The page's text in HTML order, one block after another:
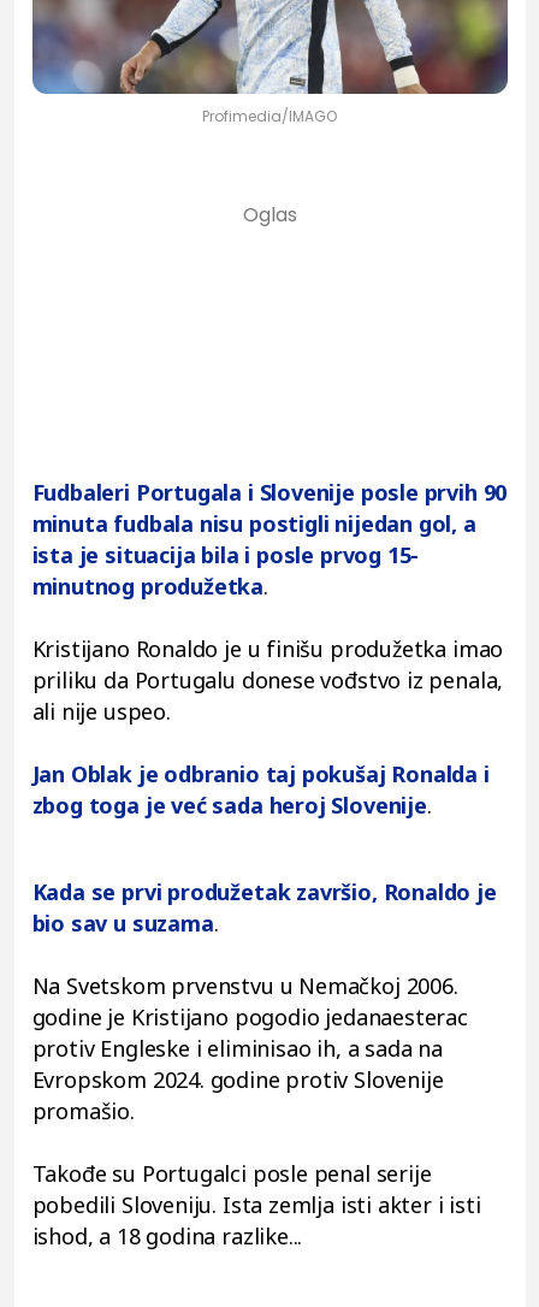
Profimedia/IMAGO
Fudbaleri Portugala i Slovenije posle prvih 90
minuta fudbala nisu postigli nijedan gol, a
ista je situacija bila i posle prvog 15-
minutnog produžetka.
Kristijano Ronaldo je u finišu produžetka imao
priliku da Portugalu donese vođstvo iz penala,
ali nije uspeo.
Jan Oblak je odbranio taj pokušaj Ronalda i
zbog toga je već sada heroj Slovenije.
Kada se prvi produžetak završio, Ronaldo je
bio sav u suzama.
Na Svetskom prvenstvu u Nemačkoj 2006.
godine je Kristijano pogodio jedanaesterac
protiv Engleske i eliminisao ih, a sada na
Evropskom 2024. godine protiv Slovenije
promašio.
Takođe su Portugalci posle penal serije
pobedili Sloveniju. Ista zemlja isti akter i isti
ishod, a 18 godina razlike...